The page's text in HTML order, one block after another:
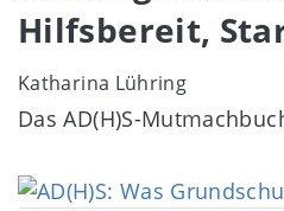
Hilfsbereit,
Katharina Lühring
Das AD(H)S-
Image